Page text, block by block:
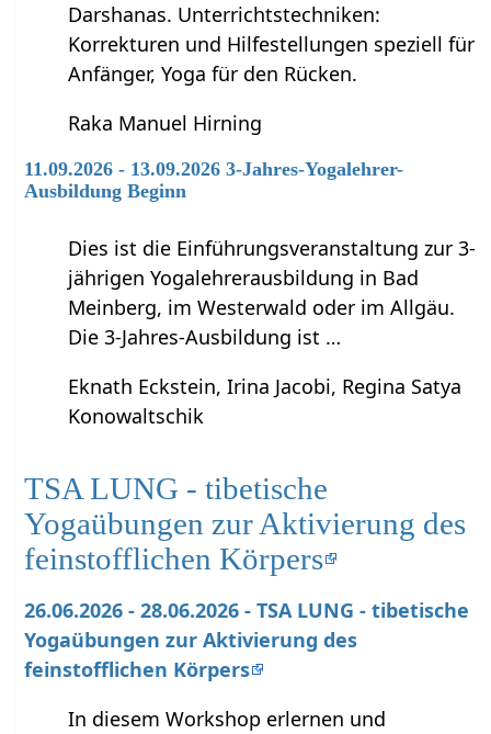
Darshanas. Unterrichtstechniken:
Korrekturen und Hilfestellungen speziell für
Anfänger, Yoga für den Rücken.
Raka Manuel Hirning
11.09.2026 - 13.09.2026 3-Jahres-Yogalehrer-
Ausbildung Beginn
Dies ist die Einführungsveranstaltung zur 3-
jährigen Yogalehrerausbildung in Bad
Meinberg, im Westerwald oder im Allgäu.
Die 3-Jahres-Ausbildung ist …
Eknath Eckstein, Irina Jacobi, Regina Satya
Konowaltschik
TSA LUNG - tibetische
Yogaübungen zur Aktivierung des
feinstofflichen Körpers
26.06.2026 - 28.06.2026 - TSA LUNG - tibetische
Yogaübungen zur Aktivierung des
feinstofflichen Körpers
In diesem Workshop erlernen und